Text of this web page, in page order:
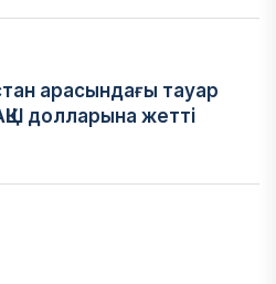
арасындағы тауар
долларына жетті